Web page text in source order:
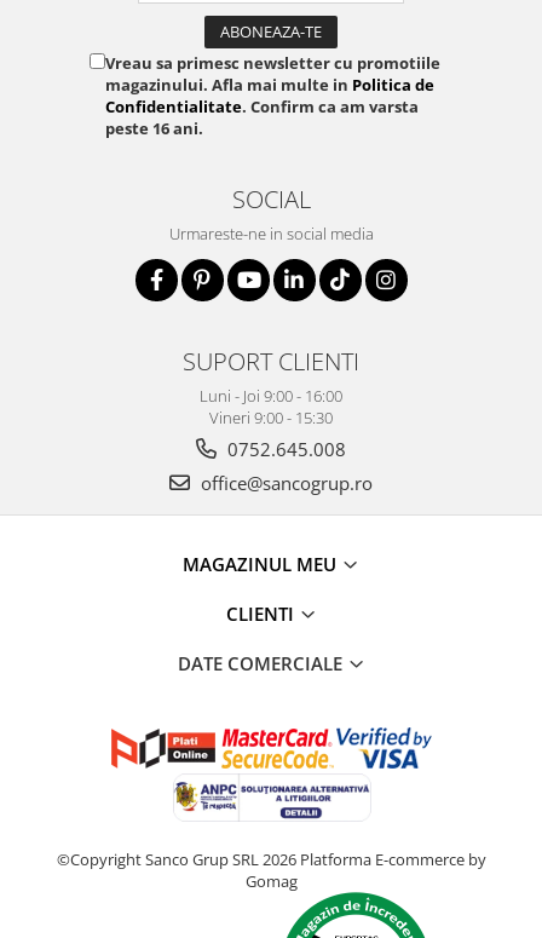
Vreau sa primesc newsletter cu promotiile
magazinului. Afla mai multe in Politica de
Confidentialitate. Confirm ca am varsta
peste 16 ani.
SOCIAL
Urmareste-ne in social media
SUPORT CLIENTI
Luni - Joi 9:00 - 16:00
Vineri 9:00 - 15:30
0752.645.008
office@sancogrup.ro
MAGAZINUL MEU
CLIENTI
DATE COMERCIALE
©Copyright Sanco Grup SRL 2026 Platforma E-commerce by
Gomag